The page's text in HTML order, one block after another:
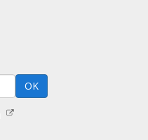
hodín zadarmo
Pošlite nám tip
OK